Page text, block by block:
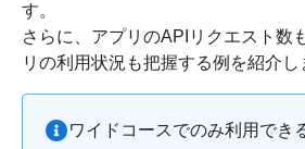
す。
さらに、アプリのAPIリクエスト数
リの利用状況も把握する例を紹介し
ワイドコースでのみ利用でき